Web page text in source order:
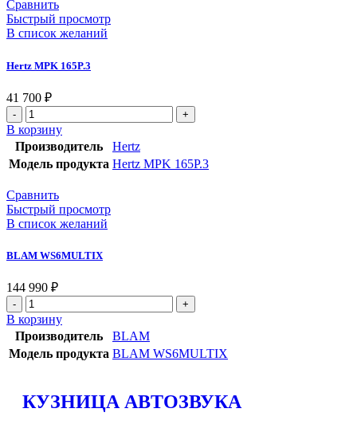
Сравнить
Быстрый просмотр
В список желаний
Hertz MPK 165P.3
41 700 ₽
В корзину
Производитель
Hertz
Модель продукта Hertz MPK 165P.3
Сравнить
Быстрый просмотр
В список желаний
BLAM WS6MULTIX
144 990 ₽
В корзину
Производитель
BLAM
Модель продукта BLAM WS6MULTIX
КУЗНИЦА АВТОЗВУКА